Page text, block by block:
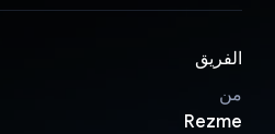
الفريق
من
Rezme